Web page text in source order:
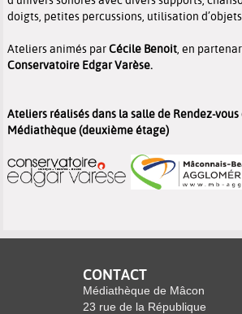
doigts, petites percussions, utilisation
Ateliers animés parCécile Benoit, en
Conservatoire Edgar Varèse.
Ateliers réalisés dans la salle de Rendez-
Médiathèque (deuxième étage)
CONTACT
Médiathèque de Mâcon
23 rue de la République